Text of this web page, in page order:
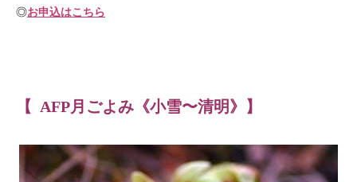
◎お申込はこちら
【 AFP月ごよみ《小雪〜清明》】